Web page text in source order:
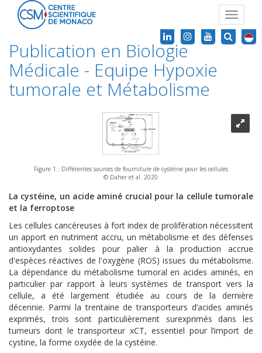
Toggle
Publication en Biologie
Médicale - Equipe Hypoxie
tumorale et Métabolisme
Figure 1 : Différentes sources de fourniture de cystéine pour les cellules
© Daher et al. 2020
La cystéine, un acide aminé crucial pour la cellule tumorale
et la ferroptose
Les cellules cancéreuses à fort index de prolifération nécessitent
un apport en nutriment accru, un métabolisme et des défenses
antioxydantes solides pour palier à la production accrue
d'espèces réactives de l'oxygène (ROS) issues du métabolisme.
La dépendance du métabolisme tumoral en acides aminés, en
particulier par rapport à leurs systèmes de transport vers la
cellule, a été largement étudiée au cours de la dernière
décennie. Parmi la trentaine de transporteurs d’acides aminés
exprimés, trois sont particulièrement surexprimés dans les
tumeurs dont le transporteur xCT, essentiel pour l’import de
cystine, la forme oxydée de la cystéine.